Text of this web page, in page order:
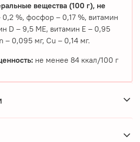
вещества (100 г), не
0,2 %, фосфор – 0,17 %, витамин
D – 9,5 МЕ, витамин Е – 0,95
– 0,095 мг, Cu – 0,14 мг.
не менее 84 ккал/100 г